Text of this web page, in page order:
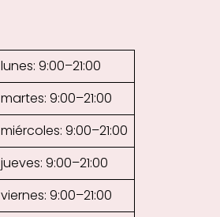
lunes: 9:00–21:00
martes: 9:00–21:00
miércoles: 9:00–21:00
jueves: 9:00–21:00
viernes: 9:00–21:00